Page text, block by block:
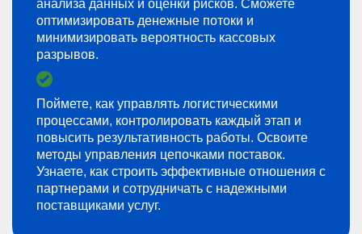
анализа данных и оценки рисков. Сможете
оптимизировать денежные потоки и
минимизировать вероятность кассовых
разрывов.
Поймете, как управлять логистическими
процессами, контролировать каждый этап и
повысить результативность работы. Освоите
методы управления цепочками поставок.
Узнаете, как строить эффективные отношения с
партнерами и сотрудничать с надежными
поставщиками услуг.